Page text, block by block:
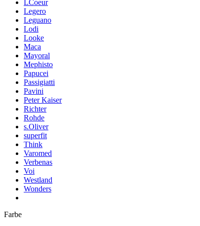
LCoeur
Legero
Leguano
Lodi
Looke
Maca
Mayoral
Mephisto
Papucei
Passigiatti
Pavini
Peter Kaiser
Richter
Rohde
s.Oliver
superfit
Think
Varomed
Verbenas
Voi
Westland
Wonders
Farbe